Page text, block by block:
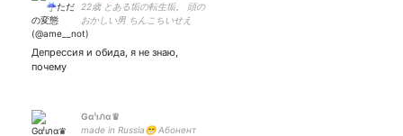
22歳 とある垢の転生垢。 頭の
おかしい男 ちんこちいせえ
よ。 普通の人より小さいよ 平
均以下だよ。 ﾌﾄｯﾃﾙﾖｯ ヘッダ
ー ふうさん
Депрессия и обида, я не знаю,
почему
Gαˡıภα♛
made in Russia😁 Абонент